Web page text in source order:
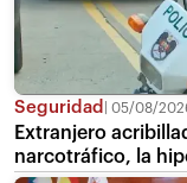
Seguridad 05/08/
Extranjero
narcotráfico, la